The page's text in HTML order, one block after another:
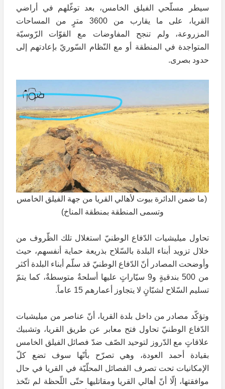
سيطر مسلّحي الفيلق الخامس، بعد توغّلهم في أراضي
القريا، على ما يقارب من 3600 مترٍ من المساحات
المزروعة، ولم تنجح المفاوضات مع القوّات الرّوسيّة
المتواجدة في المنطقة أو مع النّظام السّوريّ بإعادتهم إلى
حدود بصرى.
(ما ضمن الدائرة بيوت لأهالي القريا من جهة الفيلق الخامس
وتسمى المنطقة بمنطقة المناخ)
تحاول ميليشيات الدّفاع الوطنيّ استغلال تلك الظّروف من
خلال تزويد أبناء البلدة بالسّلاح بذريعة حماية أنفسهم، حيث
وأوضحت المصادر أنّ الدّفاع الوطنيّ قد سلّم أبناء البلدة أكثر
من 500 بندقيةٍ و9 سيّاراتٍ عليها أسلحةٌ متوسطةٌ، كما يتمّ
تسليم السّلاح لشبّانٍ لا يتجاوز أعمارهم 15 عاماً.
وتؤكّد مصادر من داخل بلدة القريا، أنّ عناصر من ميليشيات
الدّفاع الوطنيّ تحاول فتح معابر عن طريق القريا، وتشبيك
علاقاتٍ مع الدّروز لتوحيد الصّف ضدّ فصائل الفيلق الخامس
بقيادة أحمد العودة، وهي تصرّح بأنّها سوف تضع كلّ
الإمكانيات تحت تصرف الفصائل المحلّيّة في القريا في حال
موافقتها، إلّا أنّ أهالي القريا ومقاتليها حتّى اللّحظة لم تتّخذ